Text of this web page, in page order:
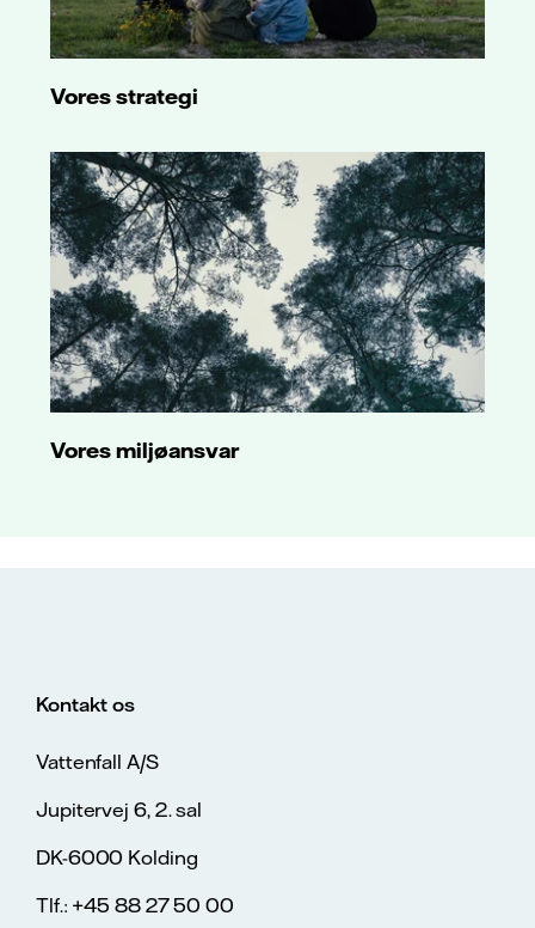
Vores strategi
Vores miljøansvar
Kontakt os
Vattenfall A/S
Jupitervej 6, 2. sal
DK-6000 Kolding
Tlf.: +45 88 27 50 00